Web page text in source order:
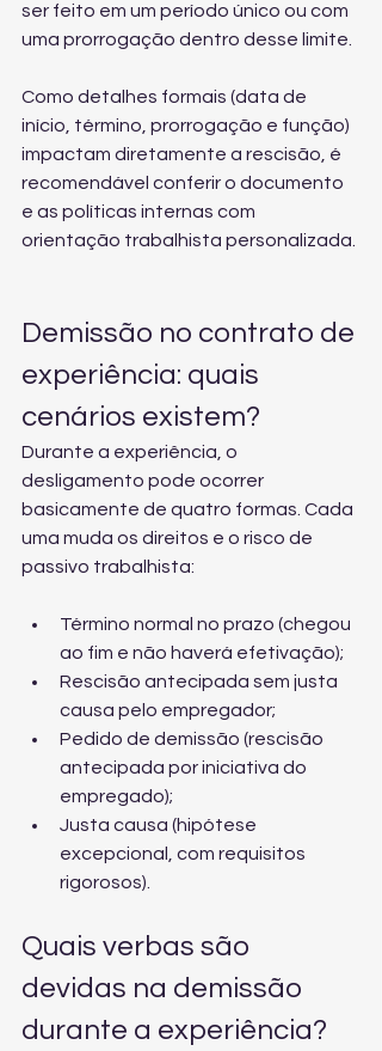
ser feito em um período único ou com
uma prorrogação dentro desse limite.
Como detalhes formais (data de
início, término, prorrogação e função)
impactam diretamente a rescisão, é
recomendável conferir o documento
e as políticas internas com
orientação trabalhista personalizada
Demissão no contrato de
experiência: quais
cenários existem?
Durante a experiência, o
desligamento pode ocorrer
basicamente de quatro formas. Cada
uma muda os direitos e o risco de
passivo trabalhista:
Término normal no prazo (chegou
ao fim e não haverá efetivação);
Rescisão antecipada sem justa
causa pelo empregador;
Pedido de demissão (rescisão
antecipada por iniciativa do
empregado);
Justa causa (hipótese
excepcional, com requisitos
rigorosos).
Quais verbas são
devidas na demissão
durante a experiência?